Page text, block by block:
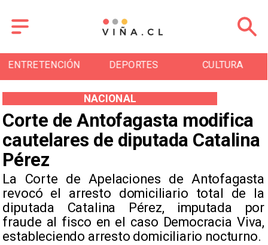
ENTRETENCIÓN DEPORTES CULTURA
Corte de Antofagasta modifica
cautelares de diputada Catalina
Pérez
La Corte de Apelaciones de Antofagasta
revocó el arresto domiciliario total de la
diputada Catalina Pérez, imputada por
fraude al fisco en el caso Democracia Viva,
estableciendo arresto domiciliario nocturno.
NACIONAL